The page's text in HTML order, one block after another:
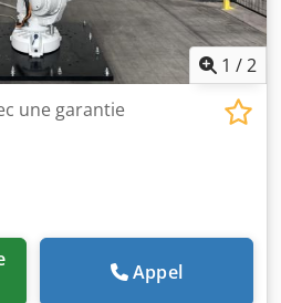
1 /2
une garantie
Appel